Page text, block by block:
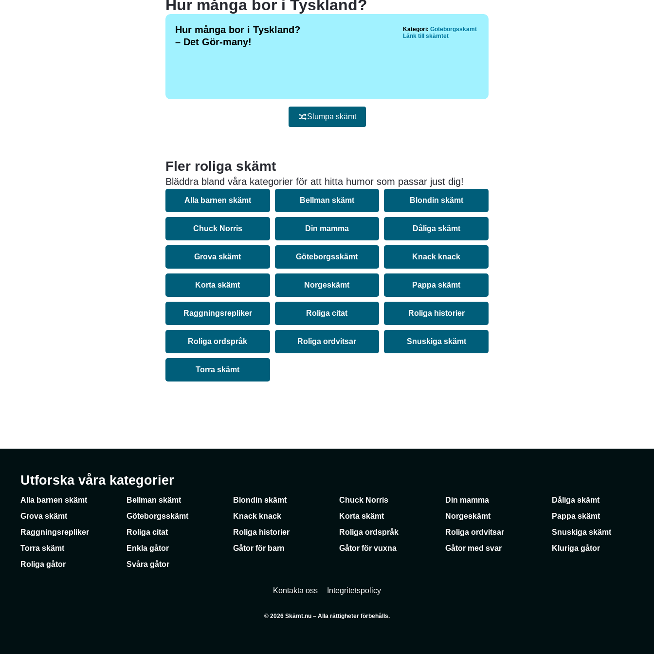
Hur många bor i Tyskland?
Hur många bor i Tyskland?
– Det Gör-many!
Kategori: Göteborgsskämt
Länk till skämtet
Slumpa skämt
Fler roliga skämt
Bläddra bland våra kategorier för att hitta humor som passar just dig!
Alla barnen skämt Bellman skämt Blondin skämt
Chuck Norris Din mamma Dåliga skämt
Grova skämt Göteborgsskämt Knack knack
Korta skämt Norgeskämt Pappa skämt
Raggningsrepliker Roliga citat Roliga historier
Roliga ordspråk Roliga ordvitsar Snuskiga skämt
Torra skämt
Utforska våra kategorier
Alla barnen skämt Bellman skämt Blondin skämt Chuck Norris Din mamma
Dåliga skämt
Grova skämt
Göteborgsskämt Knack knack Korta skämt Norgeskämt
Pappa skämt
Raggningsrepliker
Roliga citat Roliga historier Roliga ordspråk Roliga ordvitsar
Snuskiga skämt
Torra skämt
Enkla gåtor Gåtor för barn Gåtor för vuxna Gåtor med svar
Kluriga gåtor
Roliga gåtor
Svåra gåtor
Kontakta oss Integritetspolicy
© 2026 Skämt.nu – Alla rättigheter förbehålls.